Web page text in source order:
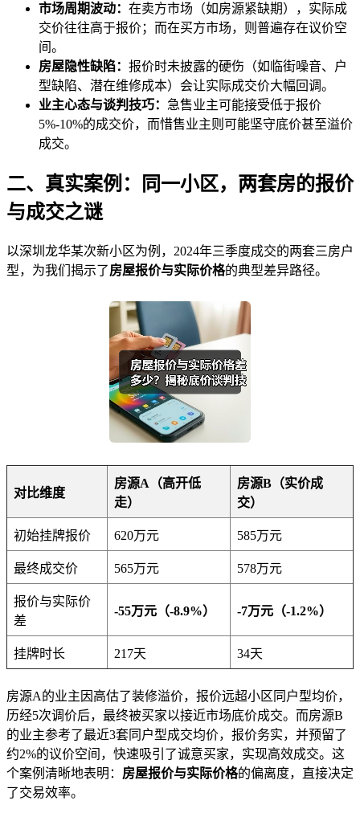
市场周期波动： 在卖方市场（如房源紧缺期），实际成
交价往往高于报价；而在买方市场，则普遍存在议价空
间。
房屋隐性缺陷： 报价时未披露的硬伤（如临街噪音、户
型缺陷、潜在维修成本）会让实际成交价大幅回调。
业主心态与谈判技巧： 急售业主可能接受低于报价
5%-10%的成交价，而惜售业主则可能坚守底价甚至溢价
成交。
二、真实案例：同一小区，两套房的报价
与成交之谜
以深圳龙华某次新小区为例，2024年三季度成交的两套三房户
型，为我们揭示了房屋报价与实际价格的典型差异路径。
对比维度
房源A（高开低
走）
房源B（实价成
交）
初始挂牌报价 620万元 585万元
最终成交价 565万元 578万元
报价与实际价
差
-55万元（-8.9%） -7万元（-1.2%）
挂牌时长 217天 34天
房源A的业主因高估了装修溢价，报价远超小区同户型均价，
历经5次调价后，最终被买家以接近市场底价成交。而房源B
的业主参考了最近3套同户型成交均价，报价务实，并预留了
约2%的议价空间，快速吸引了诚意买家，实现高效成交。这
个案例清晰地表明： 房屋报价与实际价格的偏离度，直接决定
了交易效率。